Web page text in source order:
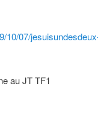
10/07/
au JT TF1